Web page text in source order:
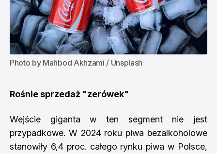
Photo by Mahbod Akhzami / Unsplash
Rośnie sprzedaż "zerówek"
Wejście giganta w ten segment nie jest
przypadkowe. W 2024 roku piwa bezalkoholowe
stanowiły 6,4 proc. całego rynku piwa w Polsce,